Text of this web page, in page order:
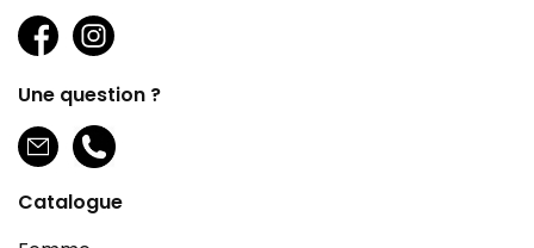
Une question ?
Catalogue